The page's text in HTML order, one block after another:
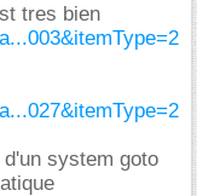
tres bien
system goto